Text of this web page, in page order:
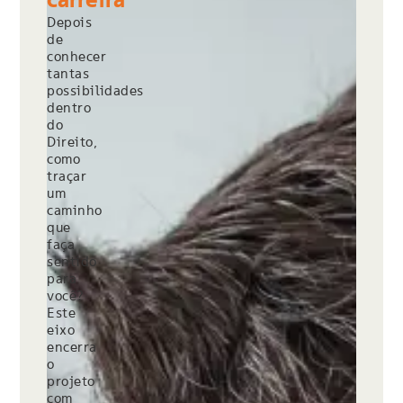
Depois
de
conhecer
tantas
possibilidades
dentro
do
Direito,
como
traçar
um
caminho
que
faça
sentido
para
você?
Este
eixo
encerra
o
projeto
com